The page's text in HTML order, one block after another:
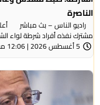
الناصرة
مشترك نفذه أفراد شرطة لواء
5 أغسطس 2026 | 12:06 مساءً